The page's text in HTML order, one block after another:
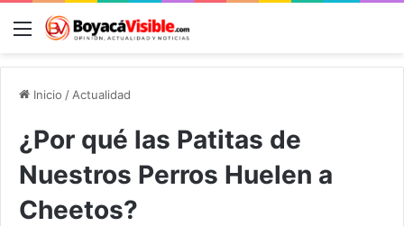
Menú
Inicio / Actualidad
¿Por qué las Patitas de
Nuestros Perros Huelen a
Cheetos?